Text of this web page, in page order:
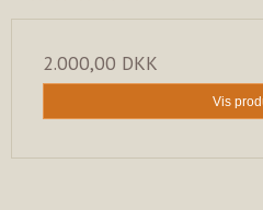
2.000,00 DKK
Vis